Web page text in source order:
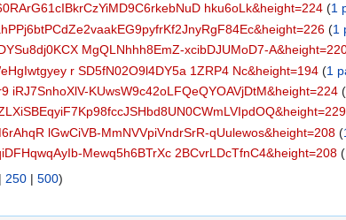
hku6oLk&height=224‏‎ (1
‏‎ (1
MgQLNhhh8EmZ-xcibDJUMoD7-
r SD5fN02O9l4DY5a 1ZRP4 Nc&height=194‏‎ (1
iRJ7SnhoXlV-KUwsW9c42oLFQeQYOAVjDtM&height=224‏‎ (
lGwCiVB-MmNVVpiVndrSrR-qUulewos&height=208‏‎ (
Mewq5h6BTrXc 2BCvrLDcTfnC4&height=208‏‎ (
| 250 | 500)